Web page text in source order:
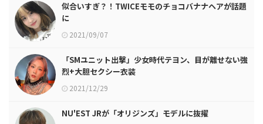
似合いすぎ？！TWICEモモのチョコバナナヘアが話題
に
2021/09/07
「SMユニット出撃」少女時代テヨン、目が離せない強
烈+大胆セクシー衣装
2021/12/29
NU'EST JRが「オリジンズ」モデルに抜擢